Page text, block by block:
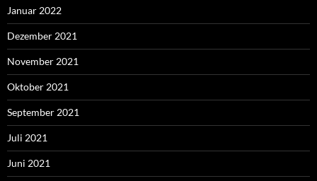
Januar 2022
Dezember 2021
November 2021
Oktober 2021
September 2021
Juli 2021
Juni 2021